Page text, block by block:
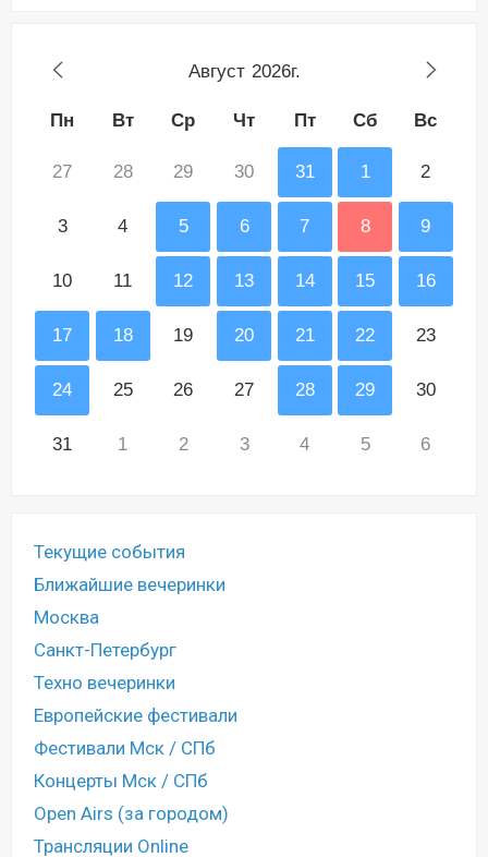
Август 2026г.
Пн Вт Ср Чт Пт Сб Вс
27 28 29 30 31 1 2
3 4 5 6 7 8 9
10 11 12 13 14 15 16
17 18 19 20 21 22 23
24 25 26 27 28 29 30
31 1 2 3 4 5 6
Текущие события
Ближайшие вечеринки
Москва
Санкт-Петербург
Техно вечеринки
Европейские фестивали
Фестивали Мск / СПб
Концерты Мск / СПб
Open Airs (за городом)
Трансляции Online